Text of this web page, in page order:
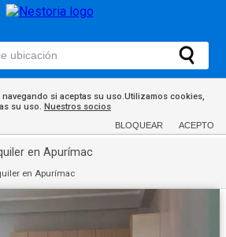
si aceptas su uso.Utilizamos cookies,
su uso. Nuestros socios
BLOQUEAR ACEPTO
en Apurímac
en Apurímac